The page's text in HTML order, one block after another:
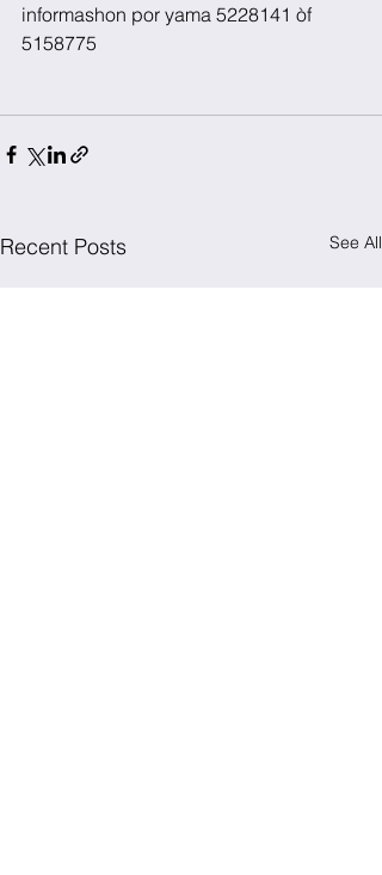
informashon por yama 5228141 òf
5158775
Recent Posts See All